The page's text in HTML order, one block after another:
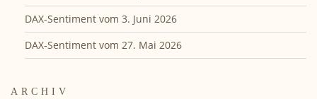
DAX-Sentiment vom 3. Juni 2026
DAX-Sentiment vom 27. Mai 2026
ARCHIV